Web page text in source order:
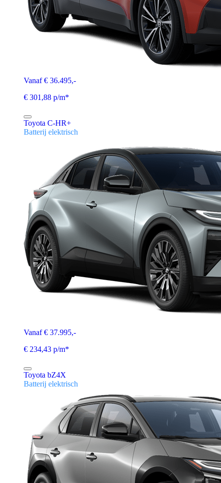
Vanaf € 36.495,-
€ 301,88 p/m*
Toyota C-HR+
Batterij elektrisch
Vanaf € 37.995,-
€ 234,43 p/m*
Toyota bZ4X
Batterij elektrisch